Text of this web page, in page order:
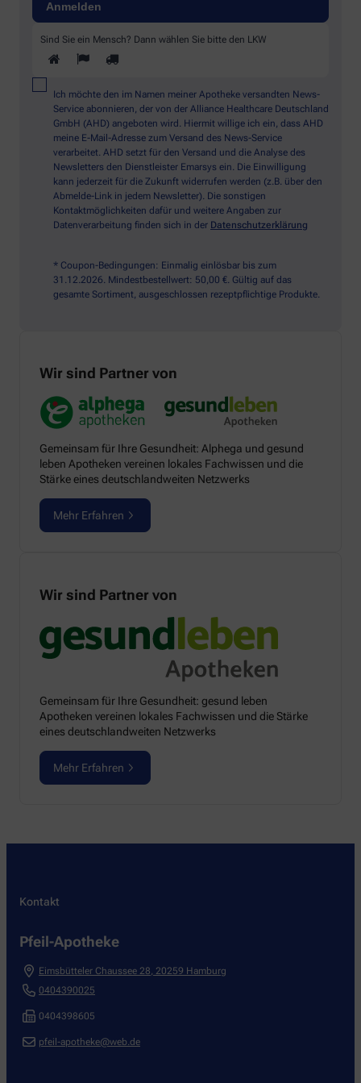
Sind Sie ein Mensch? Dann wählen Sie bitte den LKW
Ich möchte den im Namen meiner Apotheke versandten News-
Service abonnieren, der von der Alliance Healthcare Deutschland
GmbH (AHD) angeboten wird. Hiermit willige ich ein, dass AHD
meine E-Mail-Adresse zum Versand des News-Service
verarbeitet. AHD setzt für den Versand und die Analyse des
Newsletters den Dienstleister Emarsys ein. Die Einwilligung
kann jederzeit für die Zukunft widerrufen werden (z.B. über den
Abmelde-Link in jedem Newsletter). Die sonstigen
Kontaktmöglichkeiten dafür und weitere Angaben zur
Datenverarbeitung finden sich in der Datenschutzerklärung
* Coupon-Bedingungen: Einmalig einlösbar bis zum
31.12.2026. Mindestbestellwert: 50,00 €. Gültig auf das
gesamte Sortiment, ausgeschlossen rezeptpflichtige Produkte.
Wir sind Partner von
Gemeinsam für Ihre Gesundheit: Alphega und gesund
leben Apotheken vereinen lokales Fachwissen und die
Stärke eines deutschlandweiten Netzwerks
Mehr Erfahren
Wir sind Partner von
Gemeinsam für Ihre Gesundheit: gesund leben
Apotheken vereinen lokales Fachwissen und die Stärke
eines deutschlandweiten Netzwerks
Mehr Erfahren
Kontakt
Pfeil-Apotheke
Eimsbütteler Chaussee 28, 20259 Hamburg
0404390025
0404398605
pfeil-apotheke@web.de